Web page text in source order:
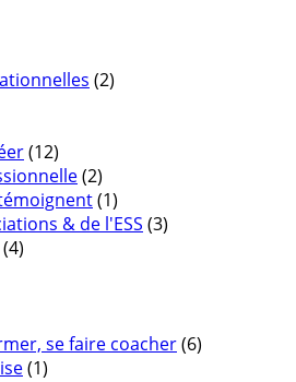
(2)
(12)
(2)
(1)
& de l'ESS (3)
(4)
se faire coacher(6)
(1)